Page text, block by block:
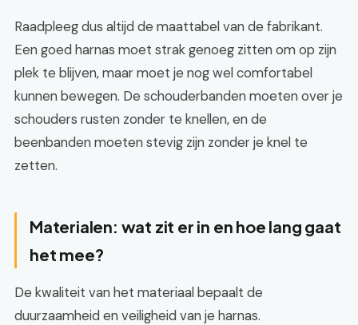
Raadpleeg dus altijd de maattabel van de fabrikant.
Een goed harnas moet strak genoeg zitten om op zijn
plek te blijven, maar moet je nog wel comfortabel
kunnen bewegen. De schouderbanden moeten over je
schouders rusten zonder te knellen, en de
beenbanden moeten stevig zijn zonder je knel te
zetten.
Materialen: wat zit er in en hoe lang gaat
het mee?
De kwaliteit van het materiaal bepaalt de
duurzaamheid en veiligheid van je harnas.